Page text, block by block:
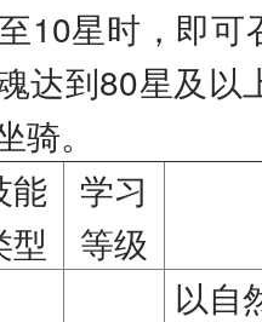
10星时，即
达到80星及以
。
能
型
学习
等级
以自